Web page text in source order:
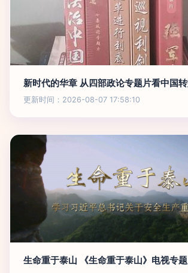
新时代的华章 从四部政论专题片看中国
更新时间：2026-08-07 17:58:10
生命重于泰山 《生命重于泰山》电视专